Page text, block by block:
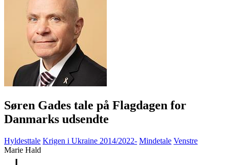
Søren Gades tale på Flagdagen for
Danmarks udsendte
Hyldesttale Krigen i Ukraine 2014/2022- Mindetale Venstre
Marie Hald